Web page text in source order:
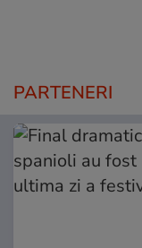
PARTENERI